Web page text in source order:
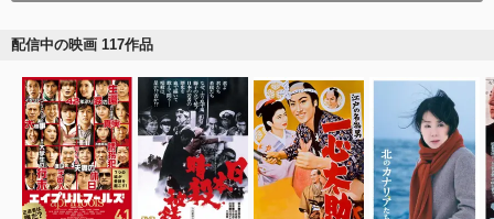
配信中の映画 117作品